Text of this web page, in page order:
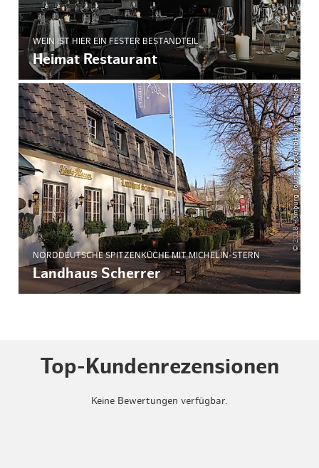
WEIN IST HIER EIN FESTER BESTANDTEIL
Heimat Restaurant
© 2018 Hamburg Tourismus GmbH Johanna Nickel
NORDDEUTSCHE SPITZENKÜCHE MIT MICHELIN‑STERN
Landhaus Scherrer
Top-Kundenrezensionen
Keine Bewertungen verfügbar.